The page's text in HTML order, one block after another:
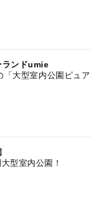
ランドumie
大型室内公園ピュア
型室内公園！